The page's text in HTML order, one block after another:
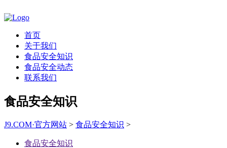
首页
关于我们
食品安全知识
食品安全动态
联系我们
食品安全知识
J9.COM·官方网站 > 食品安全知识 >
食品安全知识